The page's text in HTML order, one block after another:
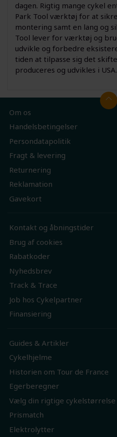
dagen. Rigtig mange cykel
Park Tool værktøj for at
montering samt en lang og
Tool lever for værktøj og
udvikle og forbedre
tiden at tilpasse sig det
produceres og udvikles i USA.
Om os
Handelsbetingelser
Persondatapolitik
Fragt & levering
Returnering
Reklamation
Gavekort
Kontakt og åbningstider
Brug af cookies
Rabatkoder
Nyhedsbrev
Track & Trace
Job hos Cykelpartner
Finansiering
Guides & Artikler
Cykelhjelme
Historien om Tour de France
Egerberegner
Vælg din rigtige cykelstørrelse
Prismatch
Elektrolytter